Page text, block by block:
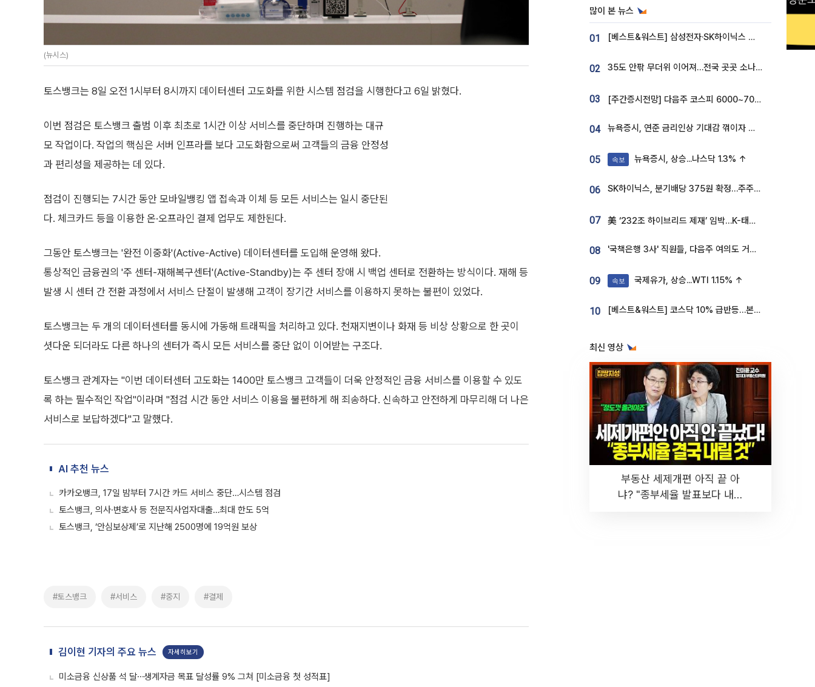
(뉴시스)
토스뱅크는 8일 오전 1시부터 8시까지 데이터센터 고도화를 위한 시스템 점검을 시행한다고 6일 밝혔다.
이번 점검은 토스뱅크 출범 이후 최초로 1시간 이상 서비스를 중단하며 진행하는 대규
모 작업이다. 작업의 핵심은 서버 인프라를 보다 고도화함으로써 고객들의 금융 안정성
과 편리성을 제공하는 데 있다.
점검이 진행되는 7시간 동안 모바일뱅킹 앱 접속과 이체 등 모든 서비스는 일시 중단된
다. 체크카드 등을 이용한 온·오프라인 결제 업무도 제한된다.
그동안 토스뱅크는 '완전 이중화'(Active-Active) 데이터센터를 도입해 운영해 왔다.
통상적인 금융권의 '주 센터-재해복구센터'(Active-Standby)는 주 센터 장애 시 백업 센터로 전환하는 방식이다. 재해 등
발생 시 센터 간 전환 과정에서 서비스 단절이 발생해 고객이 장기간 서비스를 이용하지 못하는 불편이 있었다.
토스뱅크는 두 개의 데이터센터를 동시에 가동해 트래픽을 처리하고 있다. 천재지변이나 화재 등 비상 상황으로 한 곳이
셧다운 되더라도 다른 하나의 센터가 즉시 모든 서비스를 중단 없이 이어받는 구조다.
토스뱅크 관계자는 "이번 데이터센터 고도화는 1400만 토스뱅크 고객들이 더욱 안정적인 금융 서비스를 이용할 수 있도
록 하는 필수적인 작업"이라며 "점검 시간 동안 서비스 이용을 불편하게 해 죄송하다. 신속하고 안전하게 마무리해 더 나은
서비스로 보답하겠다"고 말했다.
AI 추천 뉴스
카카오뱅크, 17일 밤부터 7시간 카드 서비스 중단…시스템 점검
토스뱅크, 의사·변호사 등 전문직사업자대출…최대 한도 5억
토스뱅크, ‘안심보상제’로 지난해 2500명에 19억원 보상
#토스뱅크 #서비스 #중지 #결제
김이현 기자의 주요 뉴스 자세히보기
미소금융 신상품 석 달⋯생계자금 목표 달성률 9% 그쳐 [미소금융 첫 성적표]
많이 본 뉴스
01 [베스트&워스트] 삼성전자·SK하이닉스 밀린 한 주…상상인증권은 85% 급등
02 35도 안팎 무더위 이어져…전국 곳곳 소나기 [오늘 날씨]
03 [주간증시전망] 다음주 코스피 6000~7000⋯“外人 수급은 정책이 변수”
04 뉴욕증시, 연준 금리인상 기대감 꺾이자 상승...S&P500 사상 최고치 [종합]
05 속보 뉴욕증시, 상승...나스닥 1.3% ↑
06 SK하이닉스, 분기배당 375원 확정…주주환원책 9월로 앞당겨 발표
07 美 ‘232조 하이브리드 제재’ 임박…K-태양광, 불확실성 털고 날개 다나
08 '국책은행 3사' 직원들, 다음주 여의도 거리 나서는 까닭은
09 속보 국제유가, 상승...WTI 1.15% ↑
10 [베스트&워스트] 코스닥 10% 급반등…본느, 최대주주 변경 기대에 270% 폭등
최신 영상
부동산 세제개편 아직 끝 아
냐? "종부세율 발표보다 내릴